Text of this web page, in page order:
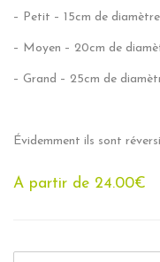
– Petit – 15cm de
– Moyen – 20cm de
– Grand – 25cm de
Évidemment ils sont
A partir de 24.00€